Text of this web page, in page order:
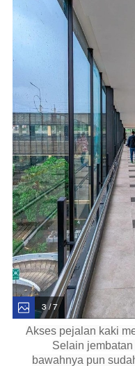
3 / 7
Akses pejalan kaki
Selain
bawahnya pun